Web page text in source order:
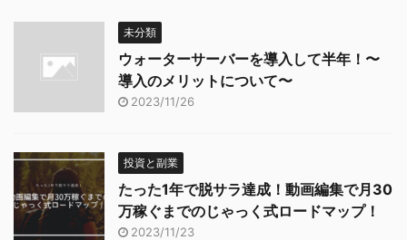
未分類
ウォーターサーバーを導入して半年！〜
導入のメリットについて〜
2023/11/26
投資と副業
たった1年で脱サラ達成！動画編集で月30
万稼ぐまでのじゃっく式ロードマップ！
2023/11/23